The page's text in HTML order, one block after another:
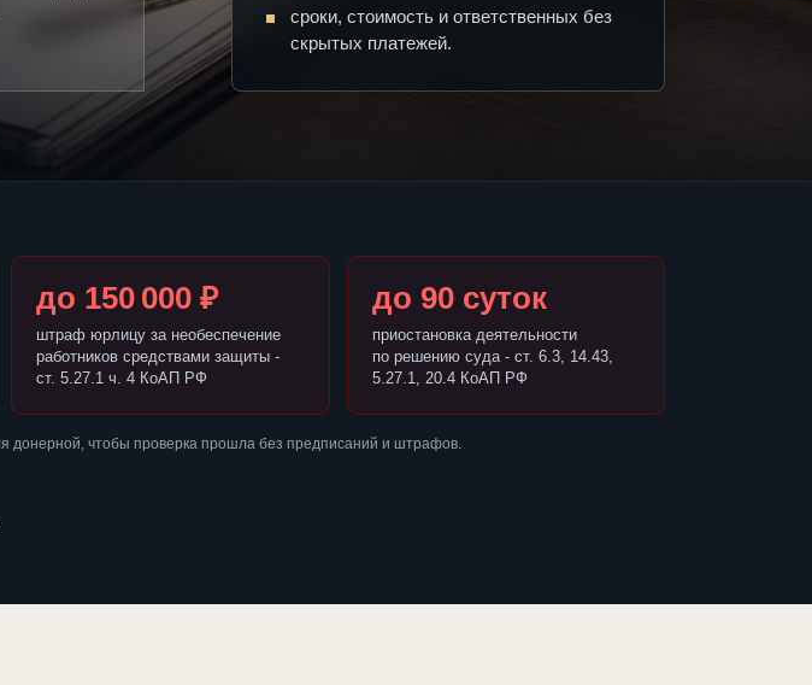
сроки, стоимость и ответственных без
скрытых платежей.
до 150 000 ₽
штраф юрлицу за необеспечение
работников средствами защиты -
ст. 5.27.1 ч. 4 КоАП РФ
до 90 суток
приостановка деятельности
по решению суда - ст. 6.3, 14.43,
5.27.1, 20.4 КоАП РФ
донерной, чтобы проверка прошла без предписаний и штрафов.